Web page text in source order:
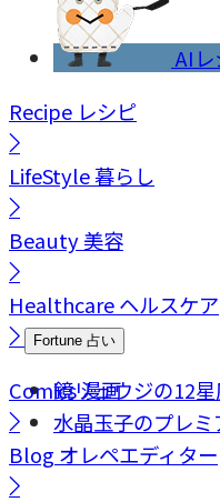
AI
Recipe レシピ
LifeStyle暮らし
Beauty美容
Healthcareヘルスケア
Fortune 占い
鏡リュウジの12
水晶玉子のプレ
Comics漫画
Blog オレペエディター